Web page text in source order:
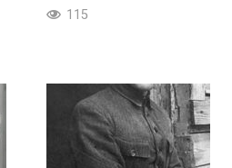
115